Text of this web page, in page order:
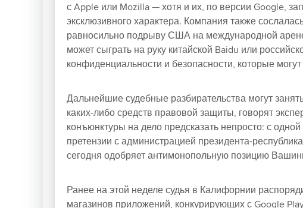
с Apple или Mozilla — хотя и их, по версии Google,
эксклюзивного характера. Компания также
равносильно подрыву США на международной
может сыграть на руку китайской Baidu или
конфиденциальности и безопасности, которые
Дальнейшие судебные разбирательства могут
каких-либо средств правовой защиты, говорят
конъюнктуры на дело предсказать непросто: с
претензии с администрацией президента-
сегодня одобряет антимонопольную позицию
Ранее на этой неделе судья в Калифорнии
магазинов приложений, конкурирующих с Google